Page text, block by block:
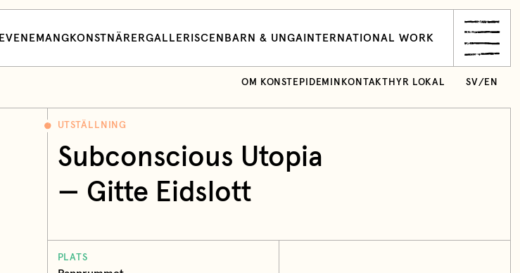
EVENEMANG KONSTNÄRERGALLERI SCEN BARN & UNGA INTERNATIONAL WORK
OM KONSTEPIDEMIN KONTAKT HYR LOKAL SV/ EN
UTSTÄLLNING
Subconscious Utopia
— Gitte Eidslott
PLATS